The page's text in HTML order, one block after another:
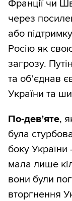
Франції чи
через
або
Росію як
загрозу.
та об’єднав
України та
По-дев’яте,
була
боку України
мала лише
вони були
вторгнення